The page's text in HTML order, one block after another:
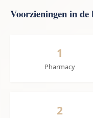
Voorzieningen in
1
Pharmacy
2